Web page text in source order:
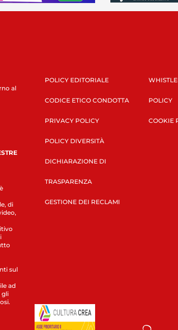
al
di
sul
ad
gli
POLICY EDITORIALE
CODICE ETICO CONDOTTA
PRIVACY POLICY
POLICY DIVERSITÀ
DICHIARAZIONE DI
TRASPARENZA
GESTIONE DEI RECLAMI
POLICY
COOKIE